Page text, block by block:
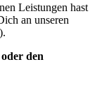
Leistungen hast
an unseren
den